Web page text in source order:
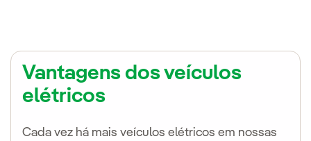
Vantagens dos veículos
elétricos
Cada vez há mais veículos elétricos em nossas